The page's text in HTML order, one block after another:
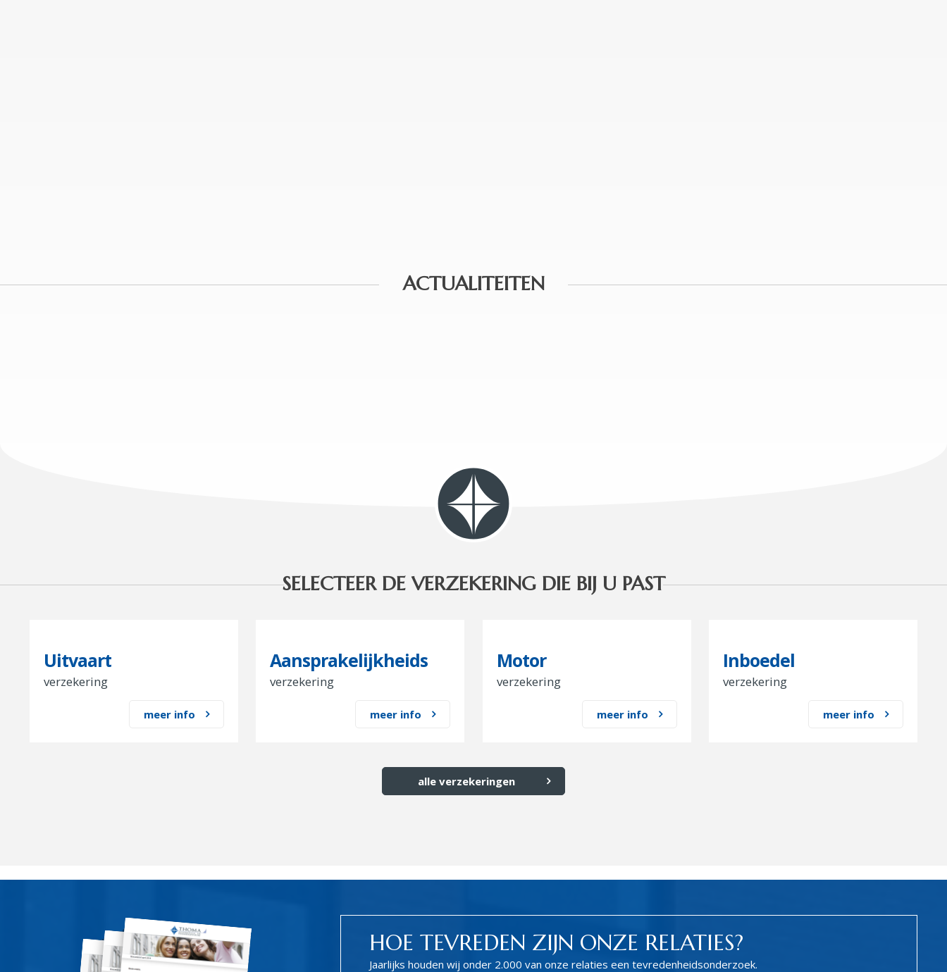
ACTUALITEITEN
SELECTEER DE VERZEKERING DIE BIJ U PAST
Uitvaart
verzekering
meer info
Aansprakelijkheids
verzekering
meer info
Motor
verzekering
meer info
Inboedel
verzekering
meer info
alle verzekeringen
HOE TEVREDEN ZIJN ONZE RELATIES?
Jaarlijks houden wij onder 2.000 van onze relaties een tevredenheidsonderzoek.